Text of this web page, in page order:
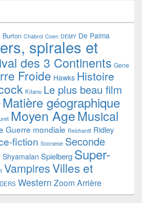
Burton Chabrol Coen DEMY De Palma
spirales et
des 3 Continents Gene
Froide Hawks Histoire
Kitano Le plus beau film
Matière géographique
Moyen AgeMusical
Guerre mondiale Reichardt Ridley
fiction Scorsese Seconde
Shyamalan Spielberg Super-
VampiresVilles et
Western Zoom Arrière